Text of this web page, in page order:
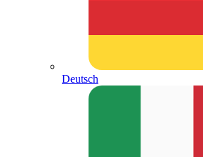
Deutsch